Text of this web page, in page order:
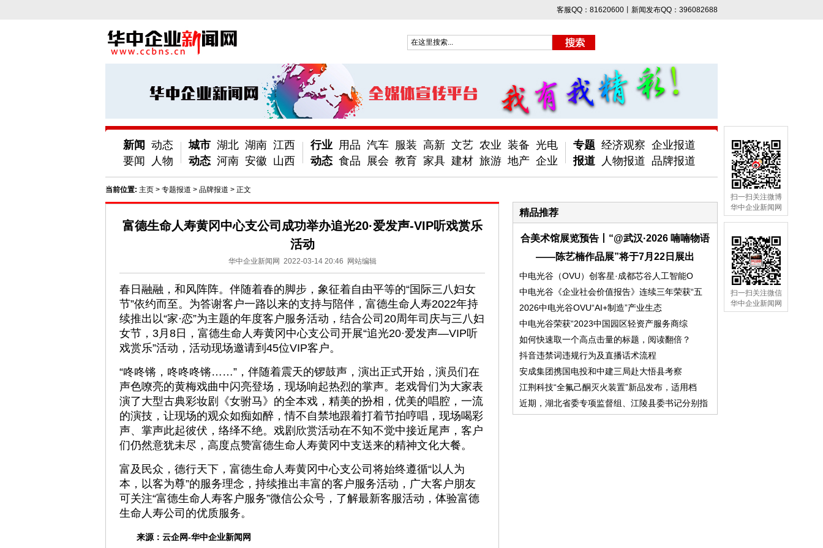
客服QQ：81620600丨新闻发布QQ：396082688
新闻
要闻
动态
人物
城市
动态
湖北 湖南 江西
河南 安徽 山西
行业
动态
用品 汽车 服装 高新 文艺 农业 装备 光电
食品
展会 教育 家具 建材 旅游 地产 企业
专题
报道
经济观察 企业报道
人物报道 品牌报道
扫一扫关注微博
华中企业新闻网
扫一扫关注微信
华中企业新闻网
当前位置: 主页 > 专题报道 > 品牌报道 > 正文
富德生命人寿黄冈中心支公司成功举办追光20·爱发声-VIP听戏赏乐
活动
华中企业新闻网 2022-03-14 20:46 网站编辑
春日融融，和风阵阵。伴随着春的脚步，象征着自由平等的“国际三八妇女
节”依约而至。为答谢客户一路以来的支持与陪伴，富德生命人寿2022年持
续推出以“家·恋”为主题的年度客户服务活动，结合公司20周年司庆与三八妇
女节，3月8日，富德生命人寿黄冈中心支公司开展“追光20·爱发声—VIP听
戏赏乐”活动，活动现场邀请到45位VIP客户。
“咚咚锵，咚咚咚锵……”，伴随着震天的锣鼓声，演出正式开始，演员们在
声色嘹亮的黄梅戏曲中闪亮登场，现场响起热烈的掌声。老戏骨们为大家表
演了大型古典彩妆剧《女驸马》的全本戏，精美的扮相，优美的唱腔，一流
的演技，让现场的观众如痴如醉，情不自禁地跟着打着节拍哼唱，现场喝彩
声、掌声此起彼伏，络绎不绝。戏剧欣赏活动在不知不觉中接近尾声，客户
们仍然意犹未尽，高度点赞富德生命人寿黄冈中支送来的精神文化大餐。
富及民众，德行天下，富德生命人寿黄冈中心支公司将始终遵循“以人为
本，以客为尊”的服务理念，持续推出丰富的客户服务活动，广大客户朋友
可关注“富德生命人寿客户服务”微信公众号，了解最新客服活动，体验富德
生命人寿公司的优质服务。
来源： 云企网-华中企业新闻网
精品推荐
合美术馆展览预告丨“@武汉·2026 喃喃物语
——陈艺楠作品展”将于7月22日展出
中电光谷（OVU）创客星·成都芯谷人工智能O
中电光谷《企业社会价值报告》连续三年荣获“五
2026中电光谷OVU“AI+制造”产业生态
中电光谷荣获“2023中国园区轻资产服务商综
如何快速取一个高点击量的标题，阅读翻倍？
抖音违禁词违规行为及直播话术流程
安成集团携国电投和中建三局赴大悟县考察
江荆科技“全氟己酮灭火装置”新品发布，适用档
近期，湖北省委专项监督组、江陵县委书记分别指